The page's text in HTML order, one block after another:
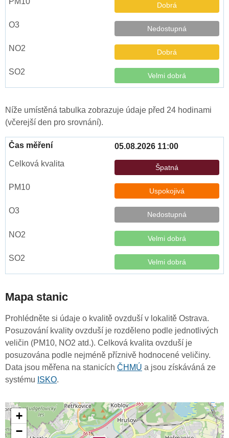
Dobrá
Nedostupná
Dobrá
Velmi dobrá
Níže umístěná tabulka zobrazuje údaje před 24 hodinami
(včerejší den pro srovnání).
05.08.2026 11:00
Špatná
Uspokojivá
Nedostupná
Velmi dobrá
Velmi dobrá
Mapa stanic
Prohlédněte si údaje o kvalitě ovzduší v lokalitě Ostrava.
Posuzování kvality ovzduší je rozděleno podle jednotlivých
veličin (PM10, NO2 atd.). Celková kvalita ovzduší je
posuzována podle nejméně příznivě hodnocené veličiny.
Data jsou měřena na stanicích ČHMÚ a jsou získáváná ze
systému ISKO.
+
−